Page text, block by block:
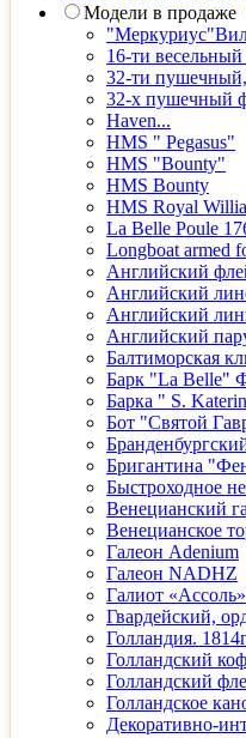
Модели в продаже
16-ти
32-ти
32-х пушечный
Haven...
HMS " Pegasus"
HMS "Bounty"
HMS Bounty
HMS Royal
La Belle Poule
Longboat armed
Английский
Английский
Английский
Английский
Балтиморская
Барк "La Belle"
Барка " S.
Бот "Святой
Бригантина
Быстроходное
Венецианский
Венецианское
Галеон Adenium
Галеон NADHZ
Галиот «Ассоль»
Гвардейский,
Голландия.
Голландский коф
Голландский
Голландское
Декоративно-